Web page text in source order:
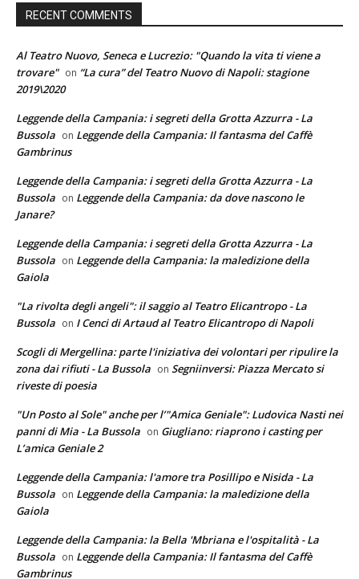
RECENT COMMENTS
Al Teatro Nuovo, Seneca e Lucrezio: "Quando la vita ti viene a
trovare" on “La cura” del Teatro Nuovo di Napoli: stagione
2019\2020
Leggende della Campania: i segreti della Grotta Azzurra - La
Bussola on Leggende della Campania: Il fantasma del Caffè
Gambrinus
Leggende della Campania: i segreti della Grotta Azzurra - La
Bussola on Leggende della Campania: da dove nascono le
Janare?
Leggende della Campania: i segreti della Grotta Azzurra - La
Bussola on Leggende della Campania: la maledizione della
Gaiola
"La rivolta degli angeli": il saggio al Teatro Elicantropo - La
Bussola on I Cenci di Artaud al Teatro Elicantropo di Napoli
Scogli di Mergellina: parte l'iniziativa dei volontari per ripulire la
zona dai rifiuti - La Bussola on Segniinversi: Piazza Mercato si
riveste di poesia
"Un Posto al Sole" anche per l’"Amica Geniale": Ludovica Nasti nei
panni di Mia - La Bussola on Giugliano: riaprono i casting per
L’amica Geniale 2
Leggende della Campania: l'amore tra Posillipo e Nisida - La
Bussola on Leggende della Campania: la maledizione della
Gaiola
Leggende della Campania: la Bella 'Mbriana e l'ospitalità - La
Bussola on Leggende della Campania: Il fantasma del Caffè
Gambrinus